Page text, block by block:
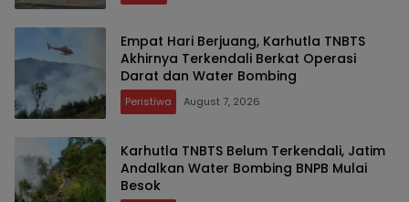
Empat Hari Berjuang, Karhutla TNBTS
Akhirnya Terkendali Berkat Operasi
Darat dan Water Bombing
Peristiwa August 7, 2026
Karhutla TNBTS Belum Terkendali, Jatim
Andalkan Water Bombing BNPB Mulai
Besok